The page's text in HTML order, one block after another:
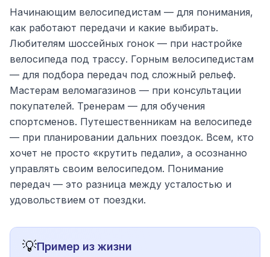
Начинающим велосипедистам — для понимания,
как работают передачи и какие выбирать.
Любителям шоссейных гонок — при настройке
велосипеда под трассу. Горным велосипедистам
— для подбора передач под сложный рельеф.
Мастерам веломагазинов — при консультации
покупателей. Тренерам — для обучения
спортсменов. Путешественникам на велосипеде
— при планировании дальних поездок. Всем, кто
хочет не просто «крутить педали», а осознанно
управлять своим велосипедом. Понимание
передач — это разница между усталостью и
удовольствием от поездки.
💡Пример из жизни